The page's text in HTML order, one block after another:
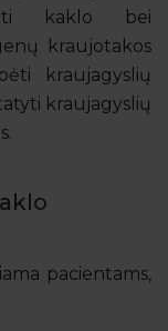
kaklo bei
kraujotakos
kraujagyslių
kraujagyslių
pacientams,